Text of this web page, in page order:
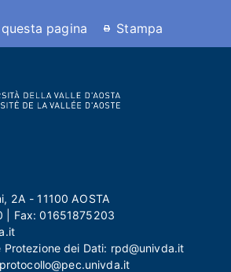
pagina Stampa
2A - 11100 AOSTA
| Fax:01651875203
Protezione dei Dati: rpd@univda.it
protocollo@pec.univda.it